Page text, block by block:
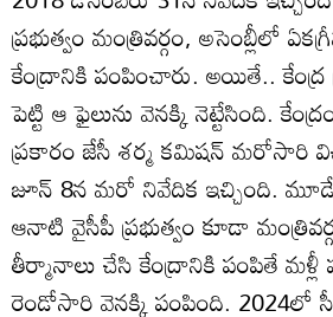
ప్రభుత్వం మంత్రివర్గం, అసెంబ్లీలో
కేంద్రానికి పంపించారు. అయితే.. కేంద్ర
పెట్టి ఆ ఫైలును వెనక్కి నెట్టేసింది.
ప్రకారం జేసీ శర్మ కమిషన్‌ మరోసారి
జూన్‌ 8న మరో నివేదిక ఇచ్చింది.
ఆనాటి వైసీపీ ప్రభుత్వం కూడా
తీర్మానాలు చేసి కేంద్రానికి పంపితే మళ్లీ
రెండోసారి వెనక్కి పంపింది. 2024లో